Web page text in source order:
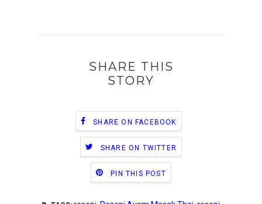
SHARE THIS
STORY
SHARE ON FACEBOOK
SHARE ON TWITTER
PIN THIS POST